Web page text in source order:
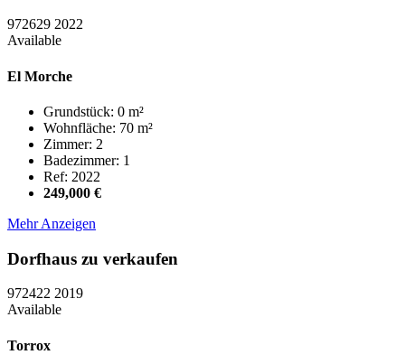
972629 2022
Available
El Morche
Grundstück: 0 m²
Wohnfläche: 70 m²
Zimmer: 2
Badezimmer: 1
Ref: 2022
249,000 €
Mehr Anzeigen
Dorfhaus zu verkaufen
972422 2019
Available
Torrox